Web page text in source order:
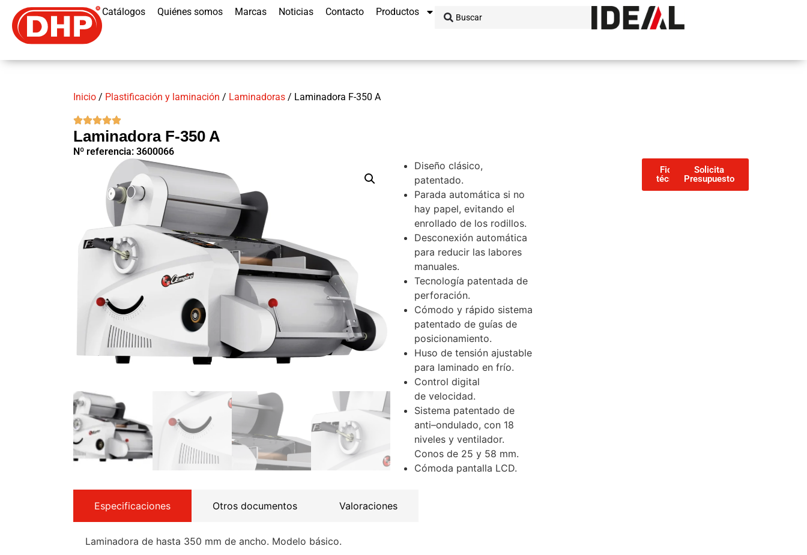
Catálogos Quiénes somos Marcas Noticias Contacto Productos
Inicio / Plastificación y laminación / Laminadoras / Laminadora F-350 A
Laminadora F-350 A
Nº referencia: 3600066
Diseño clásico,
patentado.
Parada automática si no
hay papel, evitando el
enrollado de los rodillos.
Desconexión automática
para reducir las labores
manuales.
Tecnología patentada de
perforación.
Cómodo y rápido sistema
patentado de guías de
posicionamiento.
Huso de tensión ajustable
para laminado en frío.
Control digital
de velocidad.
Sistema patentado de
anti–ondulado, con 18
niveles y ventilador.
Conos de 25 y 58 mm.
Cómoda pantalla LCD.
Ficha
técnica
Solicita
Presupuesto
Especificaciones Otros documentos Valoraciones
Laminadora de hasta 350 mm de ancho. Modelo básico.